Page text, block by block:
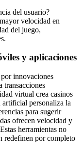
del usuario?
velocidad en
del juego,
y aplicaciones
innovaciones
transacciones
virtual crea casinos
personaliza la
para sugerir
ofrecen velocidad y
herramientas no
redefinen por completo